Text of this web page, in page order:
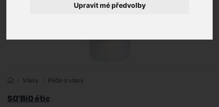
Upravit mé předvolby
Vlasy Péče o vlasy
SO’BiO étic